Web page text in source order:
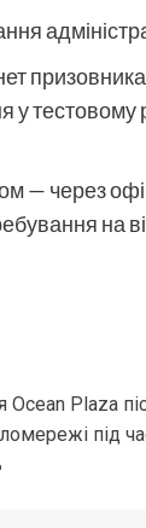
у тестовому
— через
на
Ocean Plaza
під